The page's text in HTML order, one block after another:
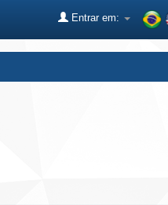
Entrar em: